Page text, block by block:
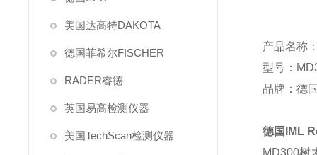
美国达高特DAKOTA
德国菲希尔FISCHER
RADER睿德
英国易高检测仪器
美国TechScan检测仪器
产品名称
型号
品牌：德
德国IML
MD300树